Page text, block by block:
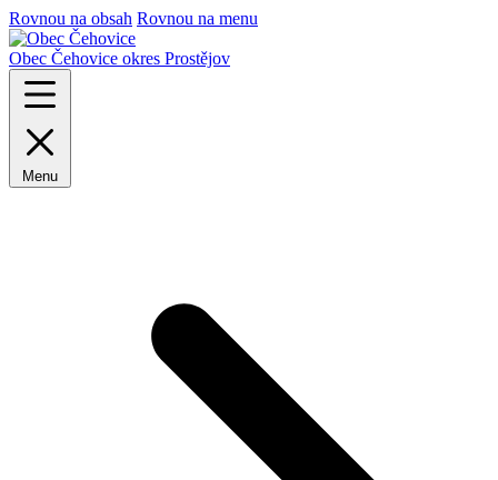
Rovnou na obsah Rovnou na menu
Obec Čehovice okres Prostějov
Menu